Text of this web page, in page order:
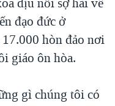
đạo đức ở
hòn đảo nơi
giáo ôn hòa.
gì chúng tôi có